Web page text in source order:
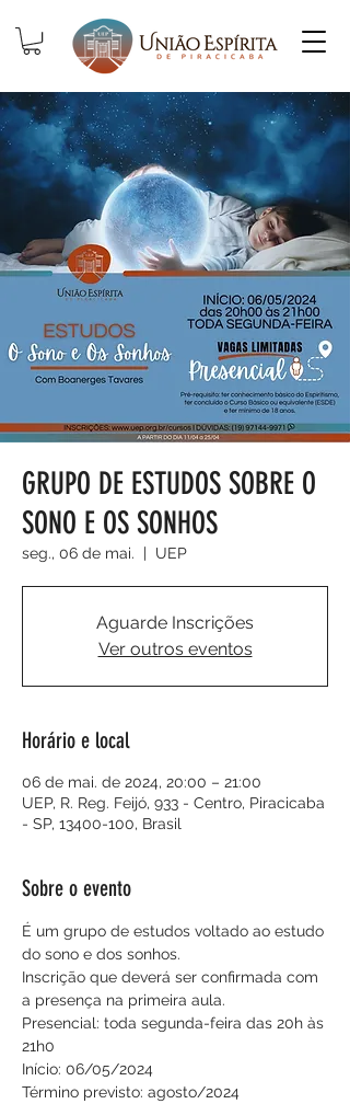
GRUPO DE ESTUDOS SOBRE O
SONO E OS SONHOS
seg., 06 de mai.
  |
UEP
Aguarde Inscrições
Ver outros eventos
Horário e local
06 de mai. de 2024, 20:00 – 21:00
UEP, R. Reg. Feijó, 933 - Centro, Piracicaba
- SP, 13400-100, Brasil
Sobre o evento
É um grupo de estudos voltado ao estudo
do sono e dos sonhos.
Inscrição que deverá ser confirmada com
a presença na primeira aula.
Presencial: toda segunda-feira das 20h às
21h0
Início: 06/05/2024
Término previsto: agosto/2024